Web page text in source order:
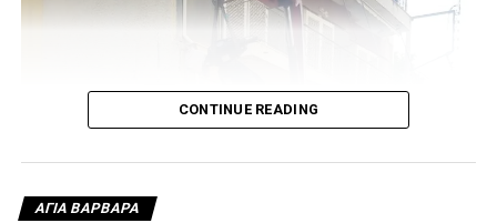
CONTINUE READING
ΑΓΙΑ ΒΑΡΒΑΡΑ